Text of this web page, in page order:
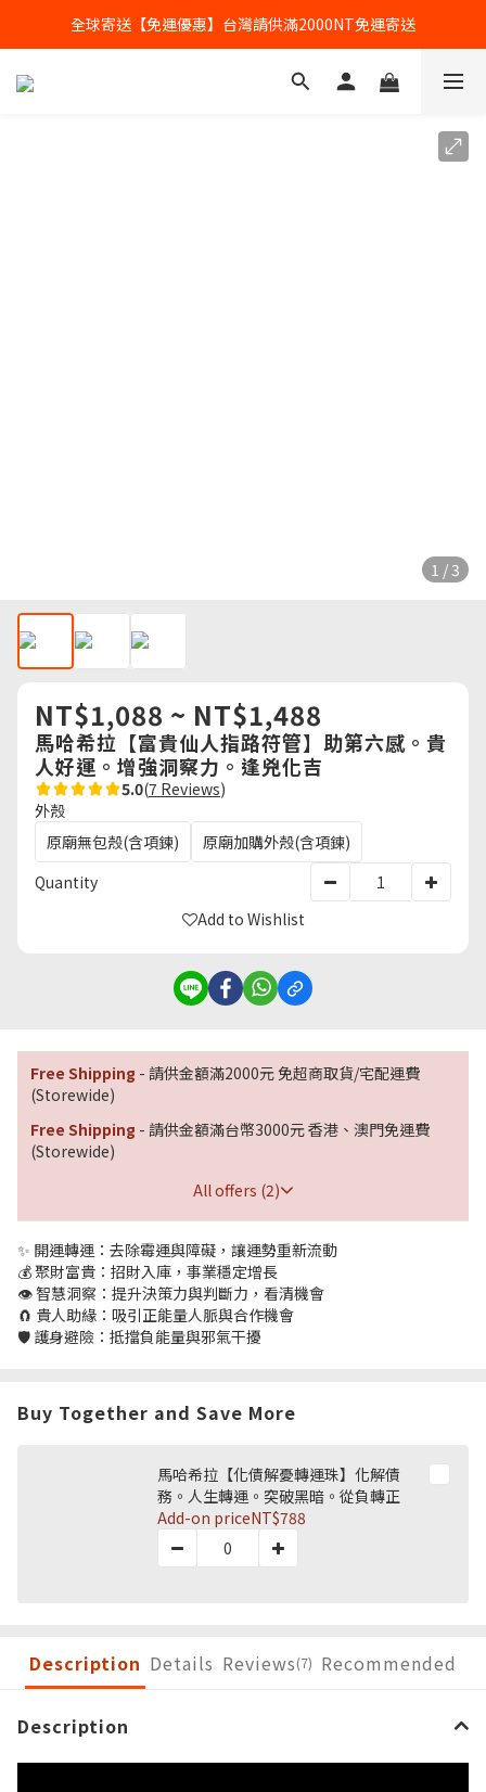
全球寄送【免運優惠】台灣請供滿2000NT免運寄送
全球寄送【免運優惠】台灣請供滿2000NT免運寄送
【加入會員】立即享有會員優惠價
1 / 3
NT$1,088 ~ NT$1,488
馬哈希拉【富貴仙人指路符管】助第六感。貴
人好運。增強洞察力。逢兇化吉
5.0(7 Reviews)
外殼
原廟無包殼(含項鍊)
原廟加購外殼(含項鍊)
Quantity
Add to Wishlist
Free Shipping - 請供金額滿2000元 免超商取貨/宅配運費
(Storewide)
Free Shipping - 請供金額滿台幣3000元 香港、澳門免運費
(Storewide)
All offers (2)
✨ 開運轉運：去除霉運與障礙，讓運勢重新流動
💰 聚財富貴：招財入庫，事業穩定增長
👁 智慧洞察：提升決策力與判斷力，看清機會
🧲 貴人助緣：吸引正能量人脈與合作機會
🛡 護身避險：抵擋負能量與邪氣干擾
Buy Together and Save More
馬哈希拉【化債解憂轉運珠】化解債
務。人生轉運。突破黑暗。從負轉正
Add-on priceNT$788
Description Details Reviews(7) Recommended
Description